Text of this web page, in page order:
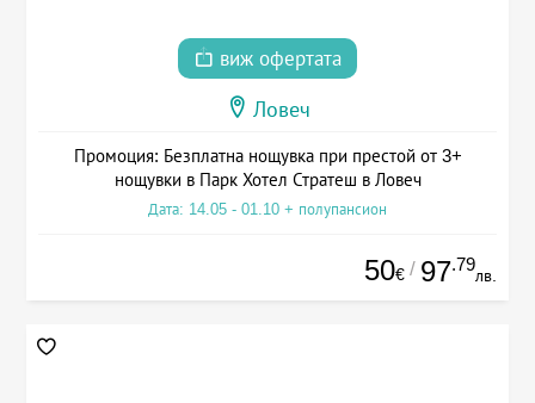
виж офертата
Ловеч
Промоция: Безплатна нощувка при престой от 3+
нощувки в Парк Хотел Стратеш в Ловеч
Дата: 14.05 - 01.10 + полупансион
50€ / 97.79
лв.